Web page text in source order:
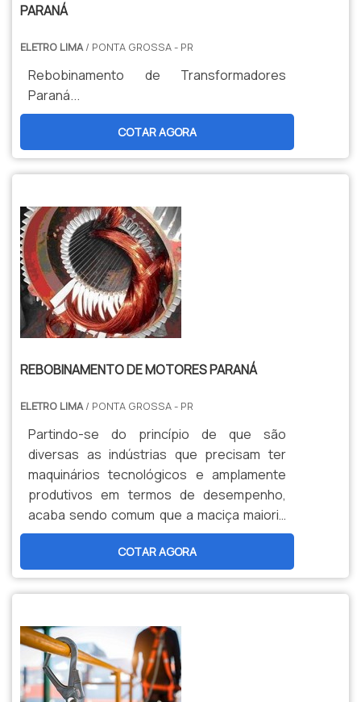
PARANÁ
ELETRO LIMA/ PONTA GROSSA - PR
Rebobinamento de Transformadores
Paraná...
COTAR AGORA
REBOBINAMENTO DE MOTORES PARANÁ
ELETRO LIMA/ PONTA GROSSA - PR
Partindo-se do princípio de que são
diversas as indústrias que precisam ter
maquinários tecnológicos e amplamente
produtivos em termos de desempenho,
acaba sendo comum que a maciça maioria
delas demande o uso de motores elétricos.
Aliás, é justamente neste situação que
surge a – alta – seriedade do método de
rebobinamento de motores.O SERVIÇO
MOTORESNo que consiste o procedimento
de rebobinamento de motores P...
COTAR AGORA